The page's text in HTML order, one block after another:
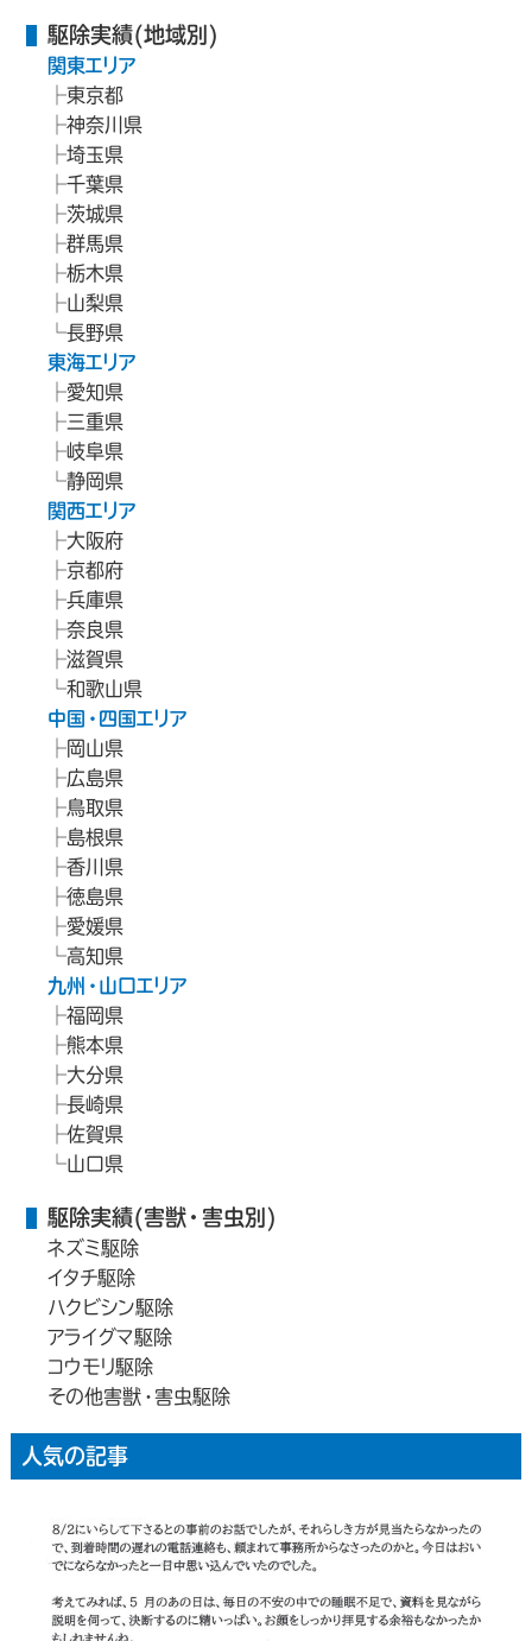
駆除実績(地域別)
関東エリア
東京都
神奈川県
埼玉県
千葉県
茨城県
群馬県
栃木県
山梨県
長野県
東海エリア
愛知県
三重県
岐阜県
静岡県
関西エリア
大阪府
京都府
兵庫県
奈良県
滋賀県
和歌山県
中国・四国エリア
岡山県
広島県
鳥取県
島根県
香川県
徳島県
愛媛県
高知県
九州・山口エリア
福岡県
熊本県
大分県
長崎県
佐賀県
山口県
駆除実績(害獣・害虫別)
ネズミ駆除
イタチ駆除
ハクビシン駆除
アライグマ駆除
コウモリ駆除
その他害獣・害虫駆除
人気の記事